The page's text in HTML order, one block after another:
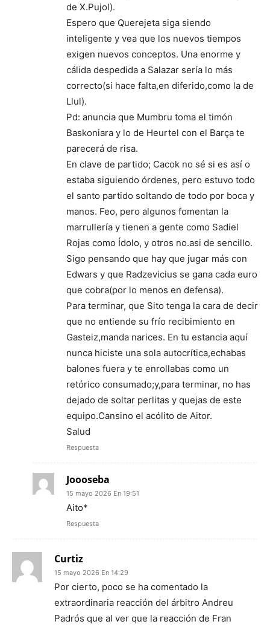
de X.Pujol).
Espero que Querejeta siga siendo
inteligente y vea que los nuevos tiempos
exigen nuevos conceptos. Una enorme y
cálida despedida a Salazar sería lo más
correcto(si hace falta,en diferido,como la de
Llul).
Pd: anuncia que Mumbru toma el timón
Baskoniara y lo de Heurtel con el Barça te
parecerá de risa.
En clave de partido; Cacok no sé si es así o
estaba siguiendo órdenes, pero estuvo todo
el santo partido soltando de todo por boca y
manos. Feo, pero algunos fomentan la
marrullería y tienen a gente como Sadiel
Rojas como Ídolo, y otros no.asi de sencillo.
Sigo pensando que hay que jugar más con
Edwars y que Radzevicius se gana cada euro
que cobra(por lo menos en defensa).
Para terminar, que Sito tenga la cara de decir
que no entiende su frío recibimiento en
Gasteiz,manda narices. En tu estancia aquí
nunca hiciste una sola autocrítica,echabas
balones fuera y te enrollabas como un
retórico consumado;y,para terminar, no has
dejado de soltar perlitas y quejas de este
equipo.Cansino el acólito de Aitor.
Salud
Respuesta
Joooseba
15 mayo 2026 En 19:51
Aito*
Respuesta
Curtiz
15 mayo 2026 En 14:29
Por cierto, poco se ha comentado la
extraordinaria reacción del árbitro Andreu
Padrós que al ver que la reacción de Fran